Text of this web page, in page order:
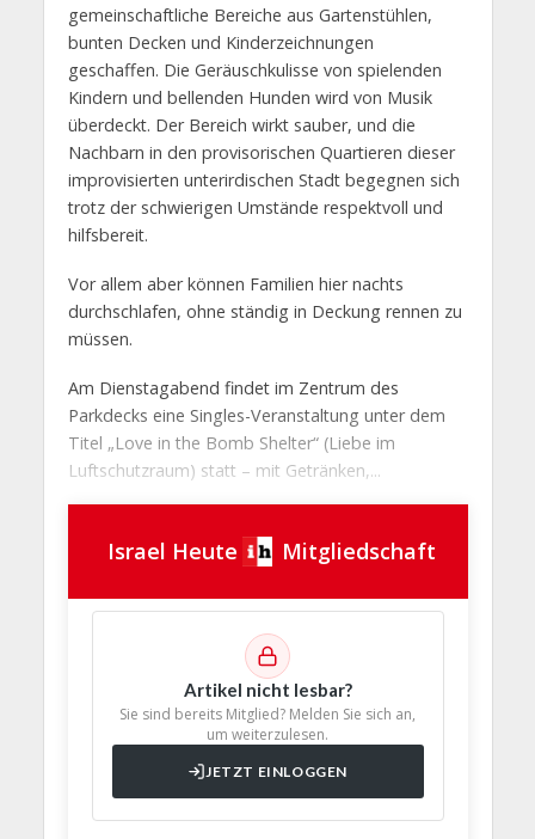
gemeinschaftliche Bereiche aus Gartenstühlen,
bunten Decken und Kinderzeichnungen
geschaffen. Die Geräuschkulisse von spielenden
Kindern und bellenden Hunden wird von Musik
überdeckt. Der Bereich wirkt sauber, und die
Nachbarn in den provisorischen Quartieren dieser
improvisierten unterirdischen Stadt begegnen sich
trotz der schwierigen Umstände respektvoll und
hilfsbereit.
Vor allem aber können Familien hier nachts
durchschlafen, ohne ständig in Deckung rennen zu
müssen.
Am Dienstagabend findet im Zentrum des
Parkdecks eine Singles-Veranstaltung unter dem
Titel „Love in the Bomb Shelter“ (Liebe im
Luftschutzraum) statt – mit Getränken,...
Israel Heute Mitgliedschaft
Artikel nicht lesbar?
Sie sind bereits Mitglied? Melden Sie sich an,
um weiterzulesen.
JETZT EINLOGGEN